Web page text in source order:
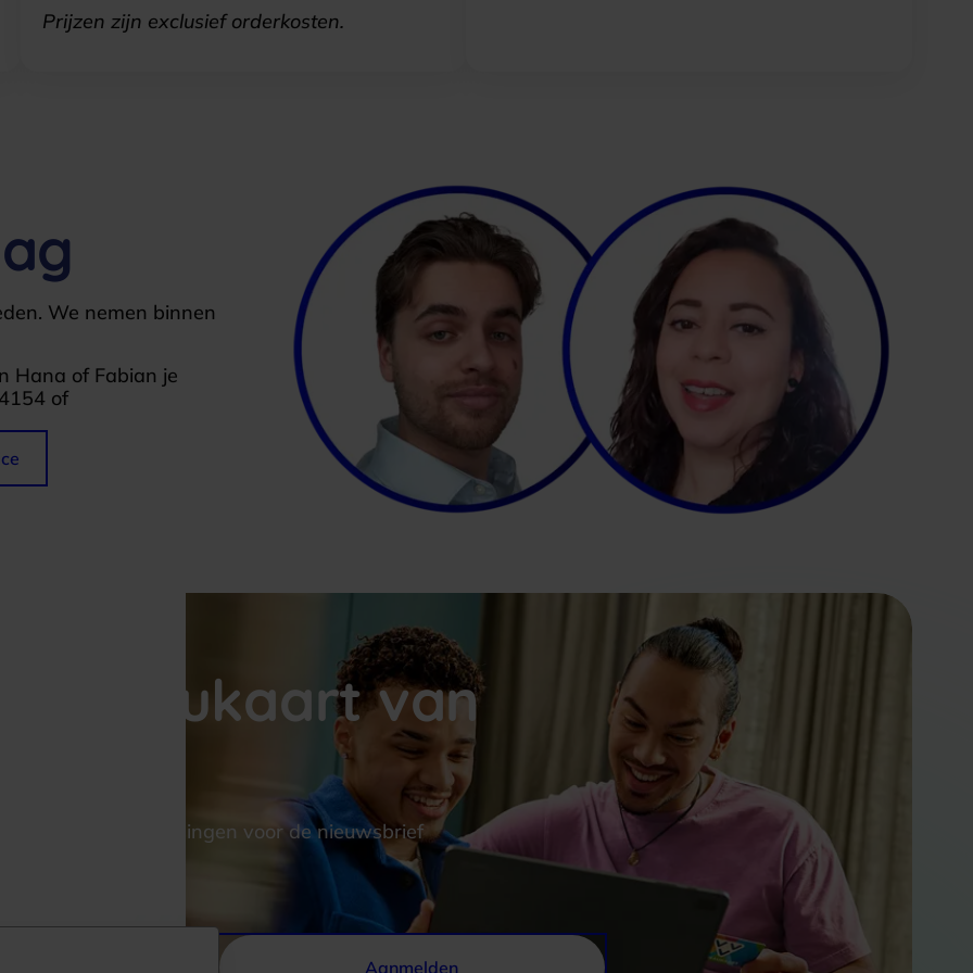
Prijzen zijn exclusief orderkosten.
We nemen binnen
Hana of Fabian je
of
Cadeaukaart van
nieuwe aanmeldingen voor de nieuwsbrief
Aanmelden